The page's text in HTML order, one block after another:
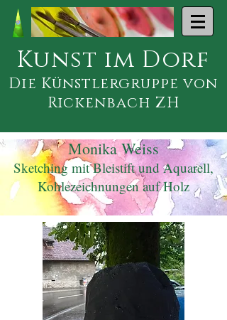
Kunst im Dorf
Die Künstlergruppe von
Rickenbach ZH
Monika Weiss
Sketching mit Bleistift und Aquarell,
Kohlezeichnungen auf Holz